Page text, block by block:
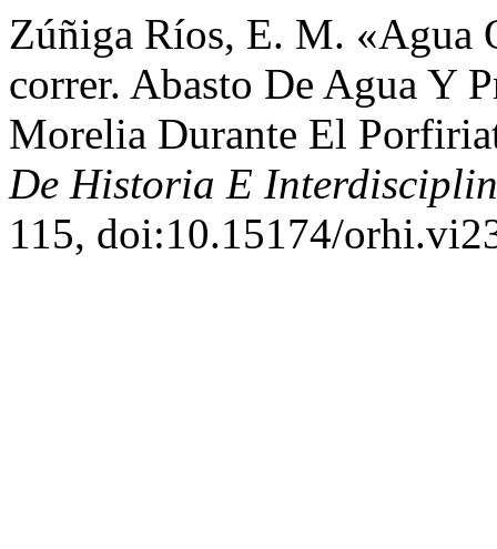
Zúñiga Ríos, E. M. «Agua
correr. Abasto De Agua Y
Morelia Durante El
De Historia E
115, doi:10.15174/